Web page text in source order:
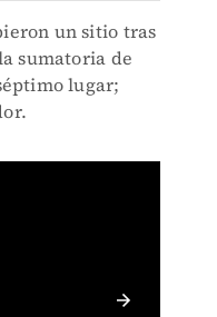
un sitio tras
sumatoria de
lugar;